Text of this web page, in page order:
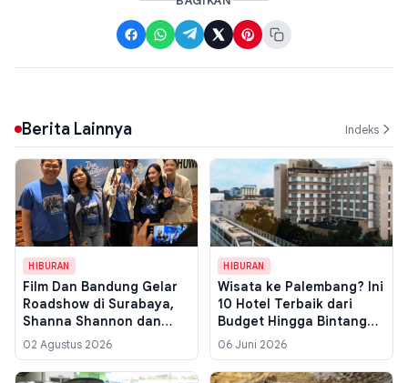
Berita Lainnya Indeks
HIBURAN
Film Dan Bandung Gelar
Roadshow di Surabaya,
Shanna Shannon dan
Samo Rafael Bawa
Romansa Pidi Baiq ke 5
Kota
02 Agustus 2026
HIBURAN
Wisata ke Palembang? Ini
10 Hotel Terbaik dari
Budget Hingga Bintang
Lima dengan Fasilitas
Lengkap
06 Juni 2026